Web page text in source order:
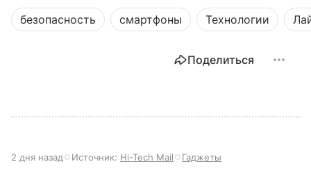
безопасность смартфоны Технологии
Поделиться
2 дня назад Источник: Hi-Tech Mail Гаджеты